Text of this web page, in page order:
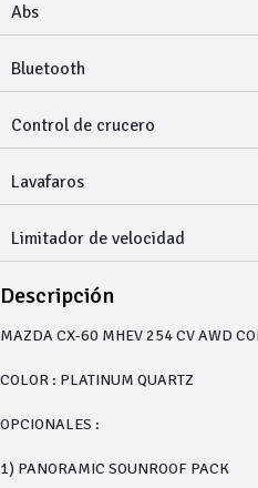
Abs
Bluetooth
Control de crucero
Lavafaros
Limitador de velocidad
Descripción
MAZDA CX-60 MHEV 254 CV AWD
COLOR : PLATINUM QUARTZ
OPCIONALES :
1) PANORAMIC SOUNROOF PACK